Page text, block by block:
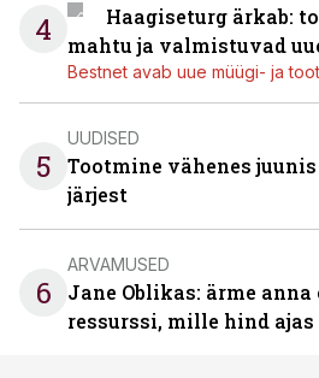
4
Haagiseturg ärkab:
mahtu ja valmistuvad
Bestnet avab uue müügi- ja
5
UUDISED
Tootmine vähenes
järjest
6
ARVAMUSED
Jane Oblikas: ärme
ressurssi, mille hind ajas